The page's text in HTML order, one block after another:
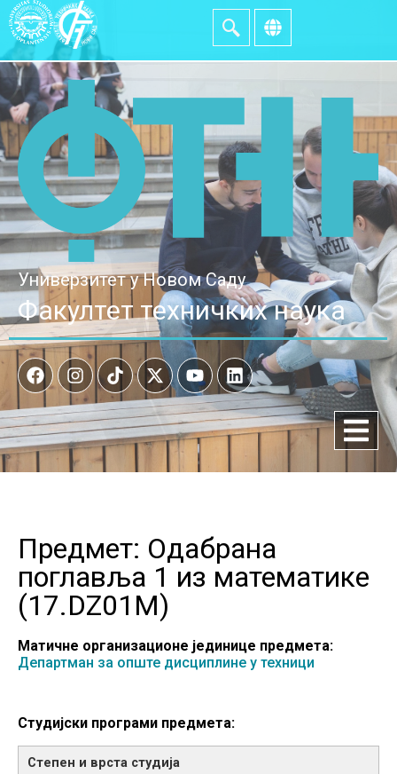
Универзитет у Новом Саду
Факултет техничких наука
Предмет: Одабрана
поглавља 1 из математике
(17.DZ01M)
Матичне организационе јединице предмета:
Департман за опште дисциплине у техници
Студијски програми предмета: